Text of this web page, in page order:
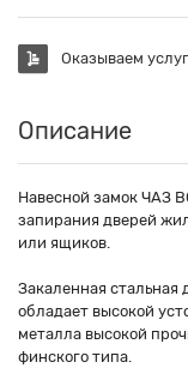
Оказываем
Описание
Навесной замок ЧАЗ
запирания дверей
или ящиков.
Закаленная
обладает высокой
металла высокой
финского типа.